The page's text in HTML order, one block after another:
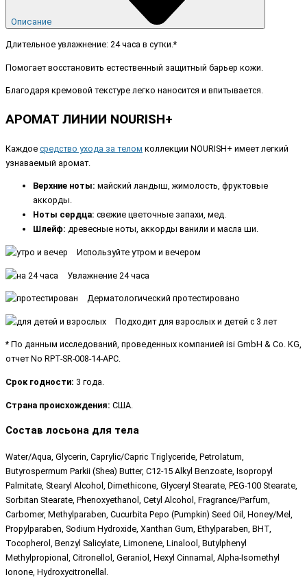
Описание
Длительное увлажнение: 24 часа в сутки.*
Помогает восстановить естественный защитный барьер кожи.
Благодаря кремовой текстуре легко наносится и впитывается.
АРОМАТ ЛИНИИ NOURISH+
Каждое средство ухода за телом коллекции NOURISH+ имеет легкий
узнаваемый аромат.
Верхние ноты: майский ландыш, жимолость, фруктовые
аккорды.
Ноты сердца: свежие цветочные запахи, мед.
Шлейф: древесные ноты, аккорды ванили и масла ши.
Используйте утром и вечером
Увлажнение 24 часа
Дерматологический протестировано
Подходит для взрослых и детей с 3 лет
* По данным исследований, проведенных компанией isi GmbH & Co. KG,
отчет No RPT-SR-008-14-APC.
Срок годности: 3 года.
Страна происхождения: США.
Состав лосьона для тела
Water/Aqua, Glycerin, Caprylic/Capric Triglyceride, Petrolatum,
Butyrospermum Parkii (Shea) Butter, C12-15 Alkyl Benzoate, Isopropyl
Palmitate, Stearyl Alcohol, Dimethicone, Glyceryl Stearate, PEG-100 Stearate,
Sorbitan Stearate, Phenoxyethanol, Cetyl Alcohol, Fragrance/Parfum,
Carbomer, Methylparaben, Cucurbita Pepo (Pumpkin) Seed Oil, Honey/Mel,
Propylparaben, Sodium Hydroxide, Xanthan Gum, Ethylparaben, BHT,
Tocopherol, Benzyl Salicylate, Limonene, Linalool, Butylphenyl
Methylpropional, Citronellol, Geraniol, Hexyl Cinnamal, Alpha-Isomethyl
Ionone, Hydroxycitronellal.